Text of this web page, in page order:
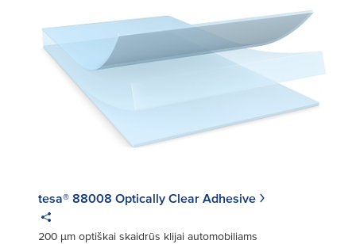
tesa® 88008 Optically Clear Adhesive
200 μm optiškai skaidrūs klijai automobiliams